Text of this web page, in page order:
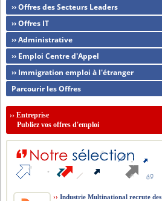
›› Offres des Secteurs Leaders
›› Offres IT
›› Administrative
›› Emploi Centre d'Appel
›› Immigration emploi à l'étranger
Parcourir les Offres
››Entreprise
Publiez vos offres d'emploi
›› Industrie Multinational recrute des